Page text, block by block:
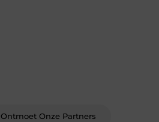
Ontmoet Onze Partners